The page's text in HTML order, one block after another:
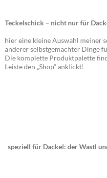
Teckelschick – nicht nur für
hier eine kleine Auswahl meiner
anderer selbstgemachter Dinge
Die komplette Produktpalette
Leiste den „Shop“ anklickt!
speziell für Dackel: der Wastl